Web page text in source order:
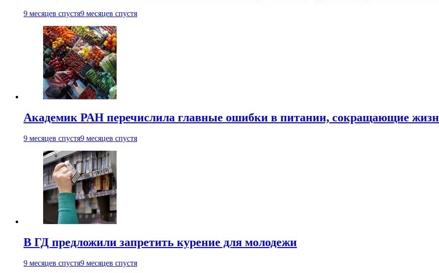
9 месяцев спустя9 месяцев спустя
Академик РАН перечислила главные ошибки в питании, сокращающие
9 месяцев спустя9 месяцев спустя
В ГД предложили запретить курение для молодежи
9 месяцев спустя9 месяцев спустя